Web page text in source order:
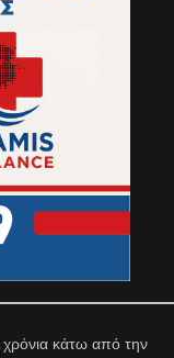
κάτω από την